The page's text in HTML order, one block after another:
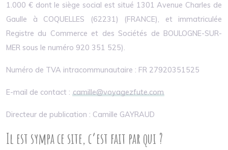
1.000 € dont le siège social est situé 1301 Avenue Charles de
Gaulle à COQUELLES (62231) (FRANCE), et immatriculée
Registre du Commerce et des Sociétés de BOULOGNE-SUR-
MER sous le numéro 920 351 525).
Numéro de TVA intracommunautaire : FR 27920351525
E-mail de contact : camille@voyagezfute.com
Directeur de publication : Camille GAYRAUD
Il est sympa ce site, c’est fait par qui ?